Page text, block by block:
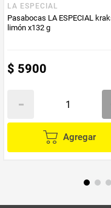
LA ESPECIAL
Pasabocas LA ESPECIAL
limón x132 g
$ 5900
Agregar